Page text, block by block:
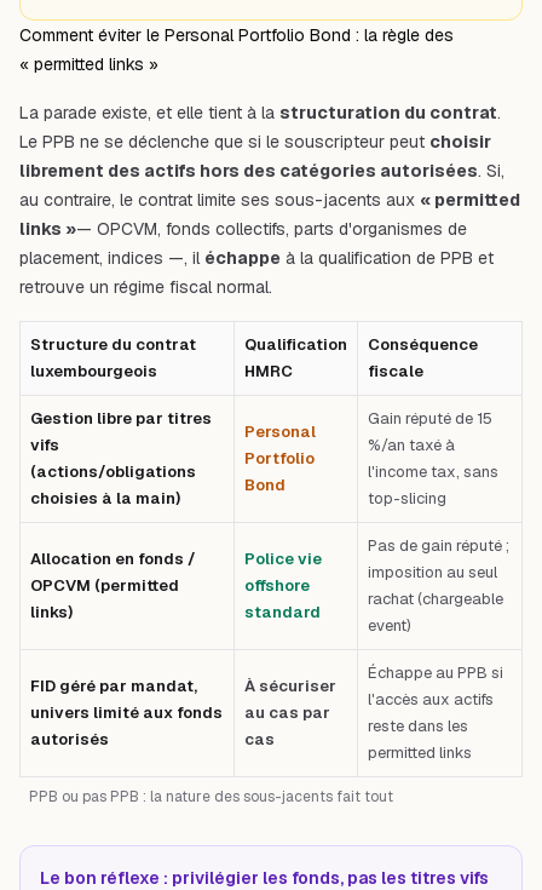
Comment éviter le Personal Portfolio Bond : la règle des
« permitted links »
La parade existe, et elle tient à la structuration du contrat.
Le PPB ne se déclenche que si le souscripteur peut choisir
librement des actifs hors des catégories autorisées. Si,
au contraire, le contrat limite ses sous-jacents aux « permitted
links »— OPCVM, fonds collectifs, parts d'organismes de
placement, indices —, il échappe à la qualification de PPB et
retrouve un régime fiscal normal.
PPB ou pas PPB : la nature des sous-jacents fait tout
Structure du contrat
luxembourgeois
Qualification
HMRC
Conséquence
fiscale
Gestion libre par titres
vifs
(actions/obligations
choisies à la main)
Personal
Portfolio
Bond
Gain réputé de 15
%/an taxé à
l'income tax, sans
top-slicing
Allocation en fonds /
OPCVM (permitted
links)
Police vie
offshore
standard
Pas de gain réputé ;
imposition au seul
rachat (chargeable
event)
FID géré par mandat,
univers limité aux fonds
autorisés
À sécuriser
au cas par
cas
Échappe au PPB si
l'accès aux actifs
reste dans les
permitted links
Le bon réflexe : privilégier les fonds, pas les titres vifs